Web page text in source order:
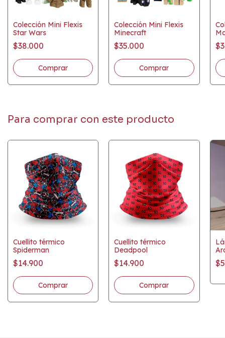
Colección Mini Flexis
Star Wars
$38.000
Colección Mini Flexis
Minecraft
$35.000
Para comprar con este producto
Cuellito térmico
Spiderman
$14.900
Cuellito térmico
Deadpool
$14.900